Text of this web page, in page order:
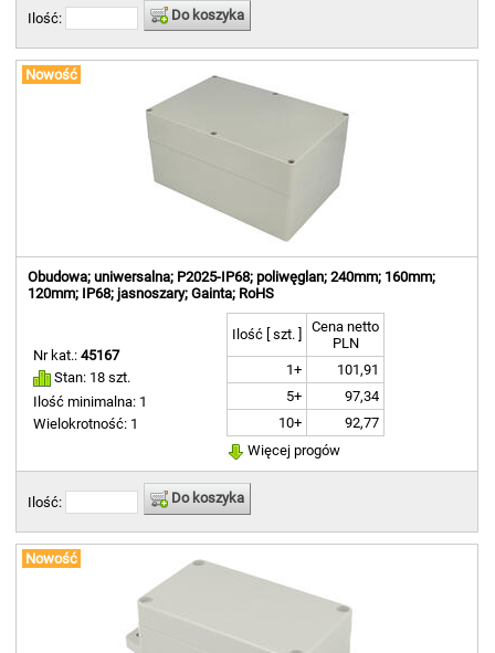
Ilość: Do koszyka
Nowość
Obudowa; uniwersalna; P2025-IP68; poliwęglan; 240mm; 160mm;
120mm; IP68; jasnoszary; Gainta; RoHS
Nr kat.:45167
Stan: 18 szt.
Ilość minimalna: 1
Wielokrotność: 1
Ilość [ szt. ]
Cena netto
PLN
1+
101,91
5+
97,34
10+
92,77
Więcej progów
Ilość: Do koszyka
Nowość